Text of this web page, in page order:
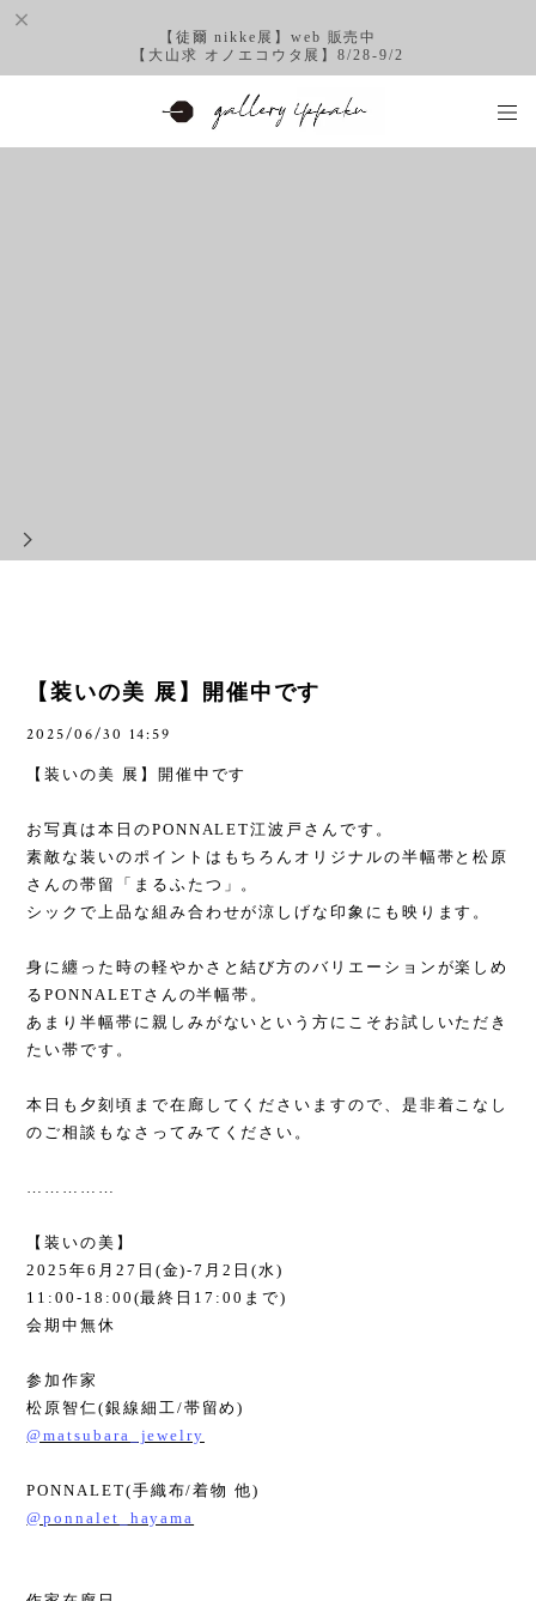
【徒爾 nikke展】web 販売中
【大山求 オノエコウタ展】8/28-9/2
【装いの美 展】開催中です
2025/06/30 14:59
【装いの美 展】開催中です
お写真は本日のPONNALET江波戸さんです。
素敵な装いのポイントはもちろんオリジナルの半幅帯と松原
さんの帯留「まるふたつ」。
シックで上品な組み合わせが涼しげな印象にも映ります。
身に纏った時の軽やかさと結び方のバリエーションが楽しめ
るPONNALET さんの半幅帯。
あまり半幅帯に親しみがないという方にこそお試しいただき
たい帯です。
本日も夕刻頃まで在廊してくださいますので、是非着こなし
のご相談もなさってみてください。
……………
【装いの美】
2025年6 月 27 日 (金)-7 月2 日 (水)
11:00-18:00(最終日 17:00 まで)
会期中無休
参加作家
松原智仁(銀線細工/帯留め)
@matsubara_jewelry
PONNALET(手織布/着物 他)
@ponnalet_hayama